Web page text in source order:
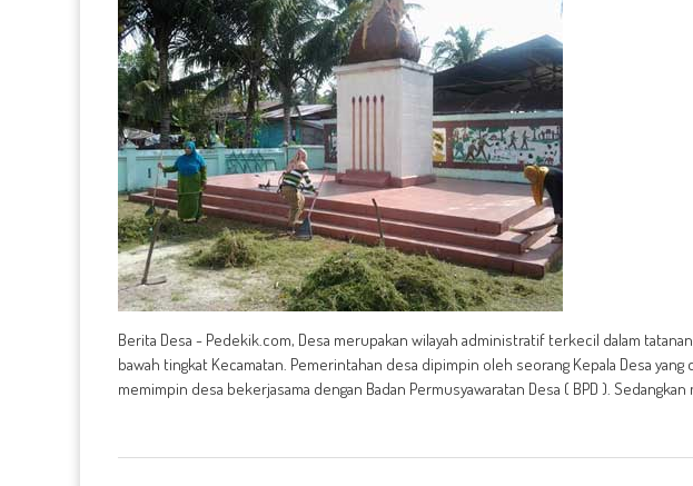
Berita Desa - Pedekik.com, Desa merupakan wilayah administratif terkecil dalam
bawah tingkat Kecamatan. Pemerintahan desa dipimpin oleh seorang Kepala Desa yang
memimpin desa bekerjasama dengan Badan Permusyawaratan Desa ( BPD ). Sedangkan